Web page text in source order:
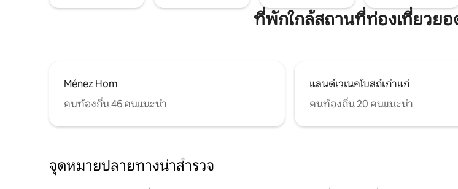
ที่พักใกล้สถานที่ท่องเที่ยวย
Ménez Hom
คนท้องถิ่น 46 คนแนะนำ
แลนด์เวเนคโบสถ์เก่าแก่
คนท้องถิ่น 20 คนแนะนำ
จุดหมายปลายทางน่าสำรวจ